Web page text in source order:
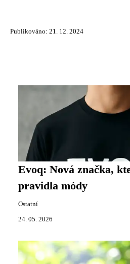
Publikováno: 21. 12. 2024
Evoq: Nová značka,
pravidla módy
Ostatní
24. 05. 2026